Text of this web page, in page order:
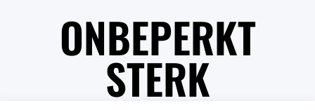
ONBEPERKT
STERK